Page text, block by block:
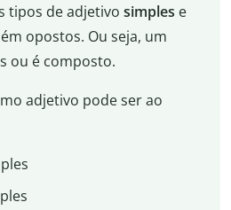
tipos de adjetivo simples e
opostos. Ou seja, um
ou é composto.
adjetivo pode ser ao